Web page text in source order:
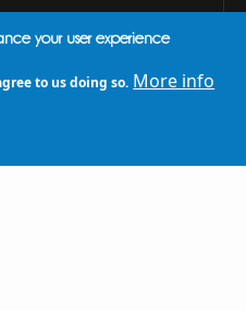
your user experience
to us doing so. More info